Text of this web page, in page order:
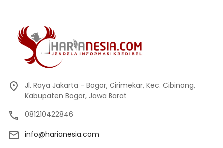
Jl. Raya Jakarta - Bogor, Cirimekar, Kec. Cibinong,
Kabupaten Bogor, Jawa Barat
081210422846
info@harianesia.com